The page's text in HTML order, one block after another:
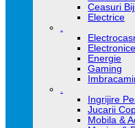
Ceasuri
Electrice
.
Energie
Gaming
.
Ingrijire
Jucarii
Mobila &